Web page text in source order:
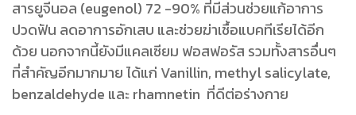
สารยูจีนอล (eugenol) 72 -90% ที่มีส่วนช่วยแก้อาการ
ปวดฟัน ลดอาการอักเสบ และช่วยฆ่าเชื้อแบคทีเรียได้อีก
ด้วย นอกจากนี้ยังมีแคลเซียม ฟอสฟอรัส รวมทั้งสารอื่นๆ
ที่สำคัญอีกมากมาย ได้แก่ Vanillin, methyl salicylate,
benzaldehyde และ rhamnetin ที่ดีต่อร่างกาย